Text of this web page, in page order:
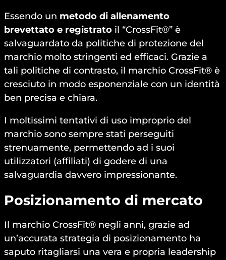
Essendo un metodo di allenamento
brevettato e registrato il “CrossFit®” è
salvaguardato da politiche di protezione del
marchio molto stringenti ed efficaci. Grazie a
tali politiche di contrasto, il marchio CrossFit® è
cresciuto in modo esponenziale con un identità
ben precisa e chiara.
I moltissimi tentativi di uso improprio del
marchio sono sempre stati perseguiti
strenuamente, permettendo ad i suoi
utilizzatori (affiliati) di godere di una
salvaguardia davvero impressionante.
Posizionamento di mercato
Il marchio CrossFit® negli anni, grazie ad
un’accurata strategia di posizionamento ha
saputo ritagliarsi una vera e propria leadership